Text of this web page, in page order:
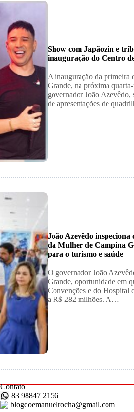
Show com Japãozin e
inauguração do Centro
A inauguração da primeira
Grande, na próxima
governador João Azevêdo,
de apresentações de
João Azevêdo
da Mulher de Campina
para o turismo e saúde
O governador João
Grande, oportunidade em
Convenções e do Hospital
a R$ 282 milhões. A…
Contato
83 98847 2156
blogdoemanuelrocha@gmail.com